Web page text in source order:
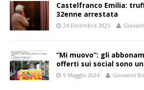
Castelfranco Emilia:
32enne arrestata
24 Dicembre 2025
“Mi muovo”: gli
offerti sui social sono
9 Maggio 2024 Giovanni